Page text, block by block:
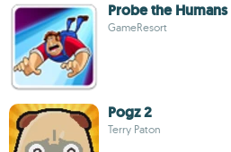
Probe the Humans
GameResort
Pogz 2
Terry Paton